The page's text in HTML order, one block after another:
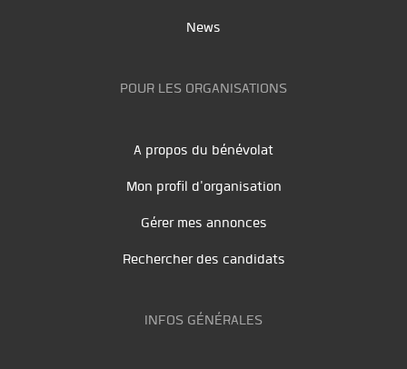
News
POUR LES ORGANISATIONS
A propos du bénévolat
Mon profil d'organisation
Gérer mes annonces
Rechercher des candidats
INFOS GÉNÉRALES